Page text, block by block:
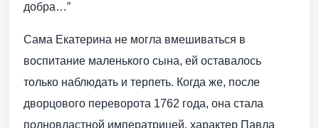
добра…”
Сама Екатерина не могла вмешиваться в
воспитание маленького сына, ей оставалось
только наблюдать и терпеть. Когда же, после
дворцового переворота 1762 года, она стала
полновластной императрицей, характер Павла